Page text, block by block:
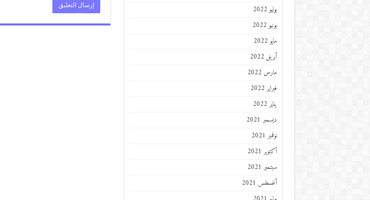
يوليو 2022
يونيو 2022
مايو 2022
أبريل 2022
مارس 2022
فبراير 2022
يناير 2022
ديسمبر 2021
نوفمبر 2021
أكتوبر 2021
سبتمبر 2021
أغسطس 2021